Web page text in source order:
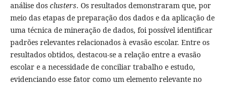
análise dos clusters. Os resultados demonstraram que, por
meio das etapas de preparação dos dados e da aplicação de
uma técnica de mineração de dados, foi possível identificar
padrões relevantes relacionados à evasão escolar. Entre os
resultados obtidos, destacou-se a relação entre a evasão
escolar e a necessidade de conciliar trabalho e estudo,
evidenciando esse fator como um elemento relevante no